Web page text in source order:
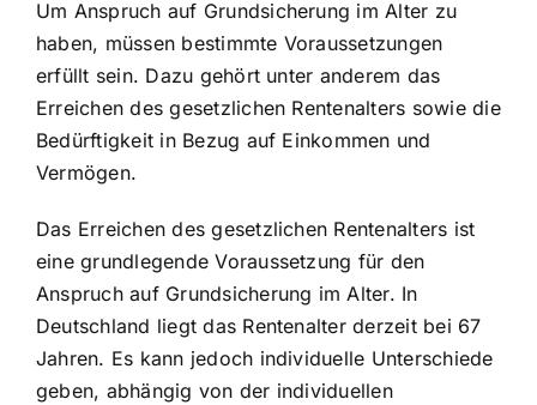
Um Anspruch auf Grundsicherung im Alter zu
haben, müssen bestimmte Voraussetzungen
erfüllt sein. Dazu gehört unter anderem das
Erreichen des gesetzlichen Rentenalters sowie die
Bedürftigkeit in Bezug auf Einkommen und
Vermögen.
Das Erreichen des gesetzlichen Rentenalters ist
eine grundlegende Voraussetzung für den
Anspruch auf Grundsicherung im Alter. In
Deutschland liegt das Rentenalter derzeit bei 67
Jahren. Es kann jedoch individuelle Unterschiede
geben, abhängig von der individuellen